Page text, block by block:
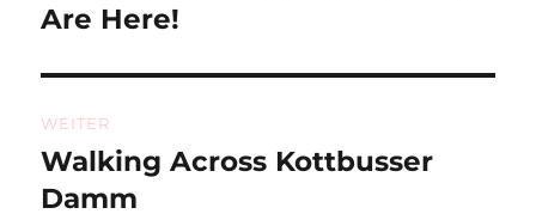
Beitrag:
Are Here!
WEITER
Nächster
Beitrag:
Walking Across Kottbusser
Damm